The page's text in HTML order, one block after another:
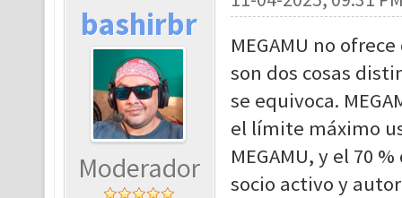
bashirbr
Moderador
MEGAMU no
son dos cosas
se equivoca.
el límite máximo
MEGAMU, y el 70
socio activo y